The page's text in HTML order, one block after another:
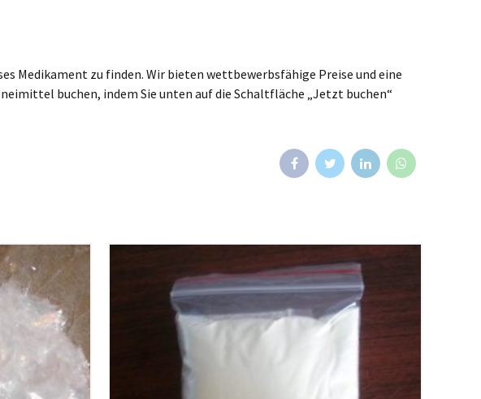
Medikament zu finden. Wir bieten wettbewerbsfähige Preise und eine
buchen, indem Sie unten auf die Schaltfläche „Jetzt buchen“